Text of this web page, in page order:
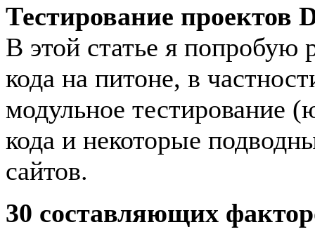
Тестирование проектов
В этой статье я попробую
кода на питоне, в
модульное тестирование
кода и некоторые
сайтов.
30 составляющих